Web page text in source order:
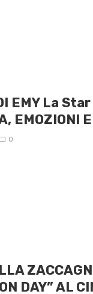
EMY La
EMOZIONI
0
DAY” AL